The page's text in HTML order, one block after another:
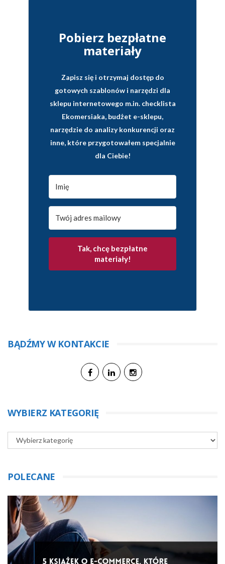
Pobierz bezpłatne
materiały
Zapisz się i otrzymaj dostęp do
gotowych szablonów i narzędzi dla
sklepu internetowego m.in. checklista
Ekomersiaka, budżet e-sklepu,
narzędzie do analizy konkurencji oraz
inne, które przygotowałem specjalnie
dla Ciebie!
Tak, chcę bezpłatne
materiały!
BĄDŹMY W KONTAKCIE
WYBIERZ KATEGORIĘ
POLECANE